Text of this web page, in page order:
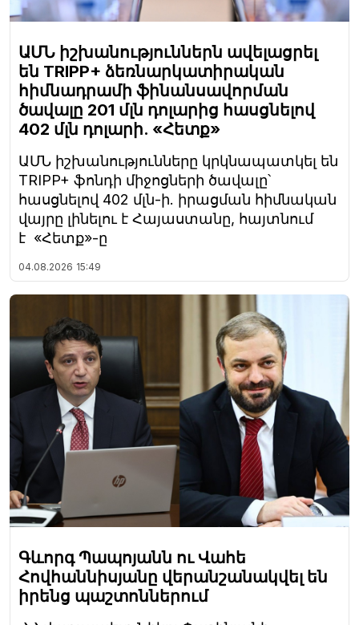
ԱՄՆ իշխանություններն ավելացրել
են TRIPP+ ձեռնարկատիրական
հիմնադրամի ֆինանսավորման
ծավալը 201 մլն դոլարից հասցնելով
402 մլն դոլարի. «Հետք»
ԱՄՆ իշխանությունները կրկնապատկել են
TRIPP+ ֆոնդի միջոցների ծավալը՝
հասցնելով 402 մլն-ի. իրացման հիմնական
վայրը լինելու է Հայաստանը, հայտնում
է «Հետք»-ը
04.08.2026 15:49
Գևորգ Պապոյանն ու Վահե
Հովհաննիսյանը վերանշանակվել են
իրենց պաշտոններում